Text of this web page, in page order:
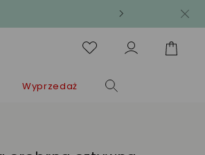
Wyprzedaż